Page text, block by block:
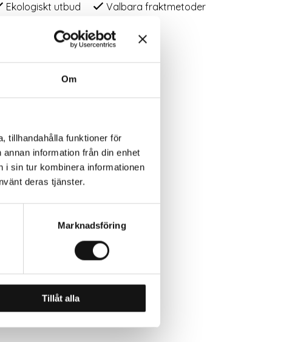
Om
tillhandahålla funktioner för
information från din enhet
i sin tur kombinera informationen
deras tjänster.
Marknadsföring
Tillåt alla
Ekologiskt utbud Valbara fraktmetoder